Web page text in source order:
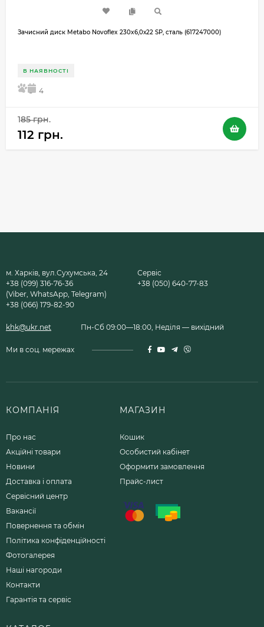
Зачисний диск Metabo Novoflex 230x6,0х22 SP, сталь (617247000)
В НАЯВНОСТІ
5 4
185 грн.
112 грн.
м. Харків, вул.Сухумська, 24
+38 (099) 316-76-36
(Viber, WhatsApp, Telegram)
+38 (066) 179-82-90
Сервіс
+38 (050) 640-77-83
khk@ukr.net Пн-Сб 09:00—18:00, Неділя — вихідний
Ми в соц. мережах
КОМПАНІЯ
Про нас
Акційні товари
Новини
Доставка і оплата
Сервісний центр
Вакансії
Повернення та обмін
Політика конфіденційності
Фотогалерея
Наші нагороди
Контакти
Гарантія та сервіс
МАГАЗИН
Кошик
Особистий кабінет
Оформити замовлення
Прайс-лист